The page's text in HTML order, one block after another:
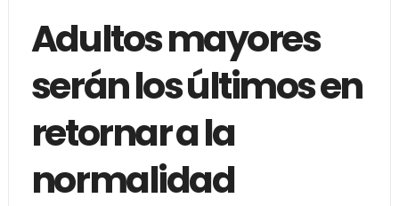
Adultos mayores
serán los últimos en
retornar a la
normalidad